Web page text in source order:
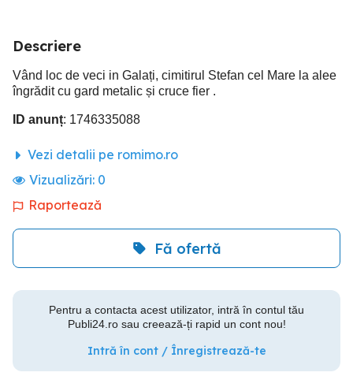
Descriere
Vând loc de veci in Galați, cimitirul Stefan cel Mare la alee
îngrădit cu gard metalic și cruce fier .
ID anunț: 1746335088
Vezi detalii pe romimo.ro
Vizualizări: 0
Raportează
Fă ofertă
Pentru a contacta acest utilizator, intră în contul tău
Publi24.ro sau creează-ți rapid un cont nou!
Intră în cont / Înregistrează-te